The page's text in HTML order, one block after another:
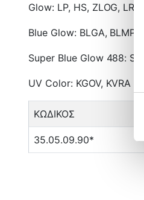
Glow: LP, HS, ZLOG, LRH,
Blue Glow: BLGA, BLMP
Super Blue Glow 488:
UV Color: KGOV, KVRA
ΚΩΔΙΚΟΣ
35.05.09.90*